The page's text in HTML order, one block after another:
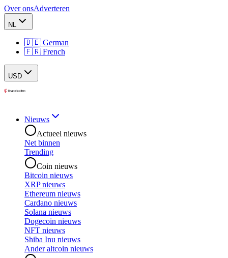
Over onsAdverteren
NL
🇩🇪 German
🇫🇷 French
USD
Nieuws
Actueel nieuws
Net binnen
Trending
Coin nieuws
Bitcoin nieuws
XRP nieuws
Ethereum nieuws
Cardano nieuws
Solana nieuws
Dogecoin nieuws
NFT nieuws
Shiba Inu nieuws
Ander altcoin nieuws